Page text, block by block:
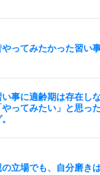
やってみたかった習い
い事に適齢期は存在しな
やってみたい」と思っ
の立場でも、自分磨き